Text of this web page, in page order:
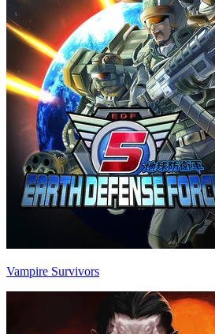
Vampire Survivors